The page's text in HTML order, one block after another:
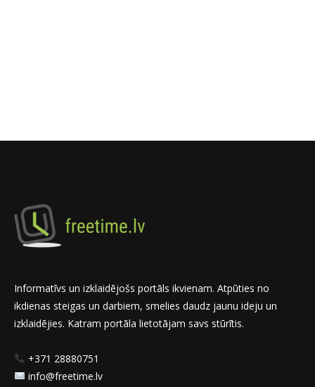
Informatīvs un izklaidējošs portāls ikvienam. Atpūties no
ikdienas steigas un darbiem, smelies daudz jaunu ideju un
izklaidējies. Katram portāla lietotājam savs stūrītis.
+371 28880751
info@freetime.lv